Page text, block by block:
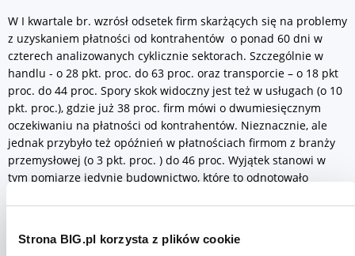
Strona BIG.pl korzysta z plików cookie
W I kwartale br. wzrósł odsetek firm skarżących się na problemy
z uzyskaniem płatności od kontrahentów o ponad 60 dni w
czterech analizowanych cyklicznie sektorach. Szczególnie w
handlu - o 28 pkt. proc. do 63 proc. oraz transporcie – o 18 pkt
proc. do 44 proc. Spory skok widoczny jest też w usługach (o 10
pkt. proc.), gdzie już 38 proc. firm mówi o dwumiesięcznym
oczekiwaniu na płatności od kontrahentów. Nieznacznie, ale
jednak przybyło też opóźnień w płatnościach firmom z branży
przemysłowej (o 3 pkt. proc. ) do 46 proc. Wyjątek stanowi w
tym pomiarze jedynie budownictwo, które to odnotowało
budownictwie notowaliśmy najwyższy przyrost opóźnień o